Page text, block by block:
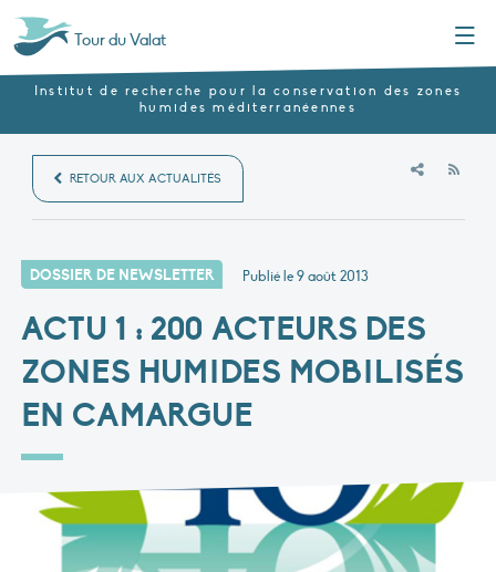
Tour du Valat
Institut de recherche pour la conservation des zones
humides méditerranéennes
RETOUR AUX ACTUALITÉS
DOSSIER DE NEWSLETTER Publié le9 août 2013
ACTU 1 : 200 ACTEURS DES
ZONES HUMIDES MOBILISÉS
EN CAMARGUE